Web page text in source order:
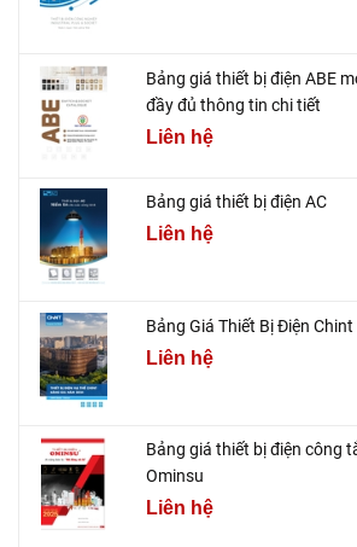
Bảng giá thiết bị điện ABE
đầy đủ thông tin chi tiết
Liên hệ
Bảng giá thiết bị điện AC
Liên hệ
Bảng Giá Thiết Bị Điện
Liên hệ
Bảng giá thiết bị điện công
Ominsu
Liên hệ